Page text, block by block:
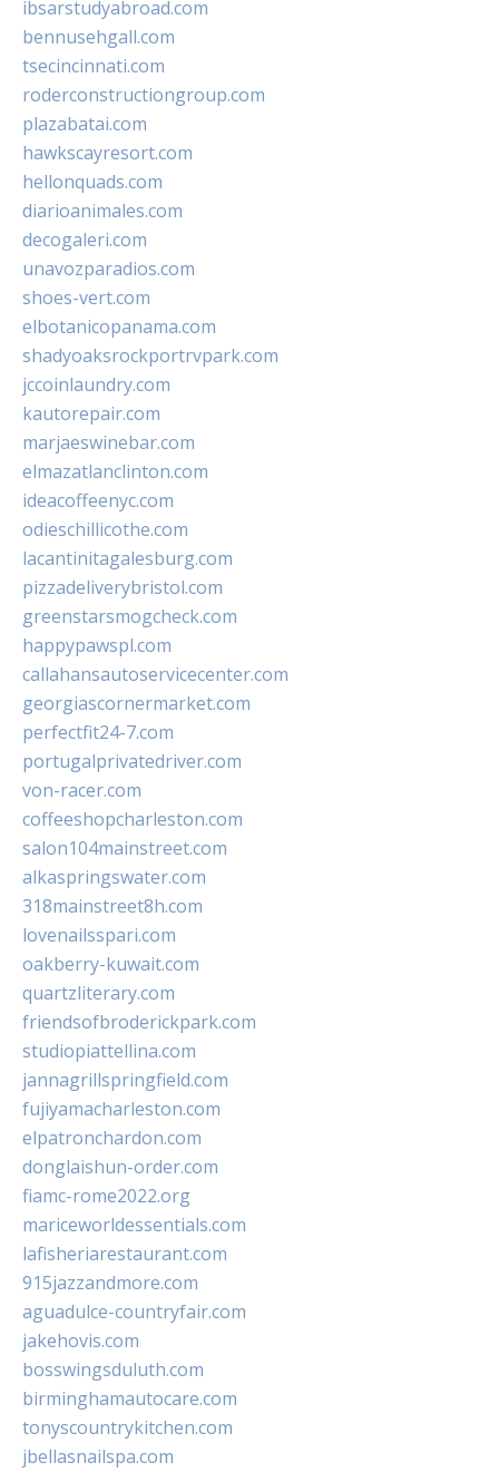
ibsarstudyabroad.com
bennusehgall.com
tsecincinnati.com
roderconstructiongroup.com
plazabatai.com
hawkscayresort.com
hellonquads.com
diarioanimales.com
decogaleri.com
unavozparadios.com
shoes-vert.com
elbotanicopanama.com
shadyoaksrockportrvpark.com
jccoinlaundry.com
kautorepair.com
marjaeswinebar.com
elmazatlanclinton.com
ideacoffeenyc.com
odieschillicothe.com
lacantinitagalesburg.com
pizzadeliverybristol.com
greenstarsmogcheck.com
happypawspl.com
callahansautoservicecenter.com
georgiascornermarket.com
perfectfit24-7.com
portugalprivatedriver.com
von-racer.com
coffeeshopcharleston.com
salon104mainstreet.com
alkaspringswater.com
318mainstreet8h.com
lovenailsspari.com
oakberry-kuwait.com
quartzliterary.com
friendsofbroderickpark.com
studiopiattellina.com
jannagrillspringfield.com
fujiyamacharleston.com
elpatronchardon.com
donglaishun-order.com
fiamc-rome2022.org
mariceworldessentials.com
lafisheriarestaurant.com
915jazzandmore.com
aguadulce-countryfair.com
jakehovis.com
bosswingsduluth.com
birminghamautocare.com
tonyscountrykitchen.com
jbellasnailspa.com